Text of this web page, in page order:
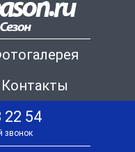
Контакты
22 54
звонок